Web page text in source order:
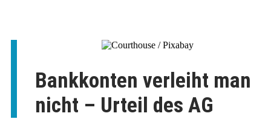
Bankkonten verleiht man
nicht – Urteil des AG